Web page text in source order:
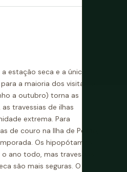
estação seca e a única
a maioria dos visitantes.
a outubro) torna as
travessias de ilhas
extrema. Para
de couro na Ilha de Poilão,
Os hipopótamos
ano todo, mas travessias
são mais seguras. O